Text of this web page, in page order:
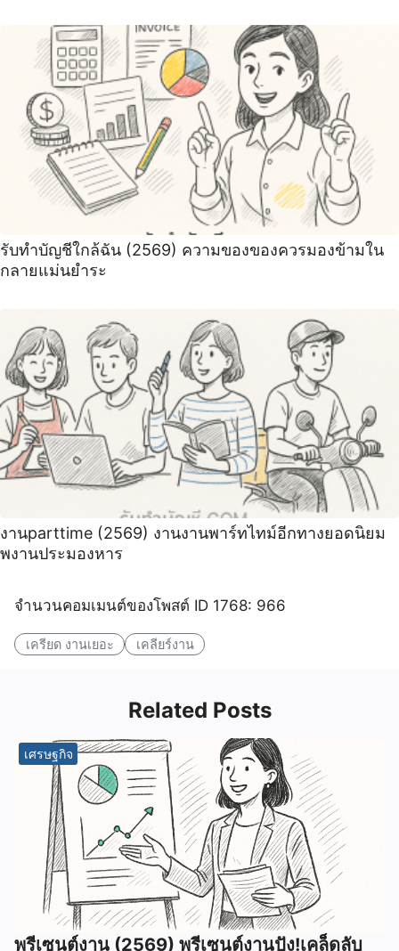
รับทําบัญชีใกล้ฉัน (2569) ความของของควรมองข้ามใน
กลายแม่นยำระ
งานparttime (2569) งานงานพาร์ทไทม์อีกทางยอดนิยม
พงานประมองหาร
จำนวนคอมเมนต์ของโพสต์ ID 1768: 966
เครียด งานเยอะ เคลียร์งาน
Related Posts
เศรษฐกิจ
พรีเซนต์งาน (2569) พรีเซนต์งานปัง!เคล็ดลับ